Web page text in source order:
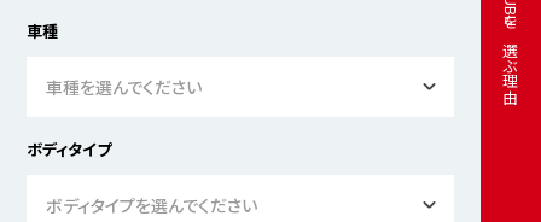
BUBUを選ぶ理由
車種
車種を選んでください
ボディタイプ
ボディタイプを選んでください